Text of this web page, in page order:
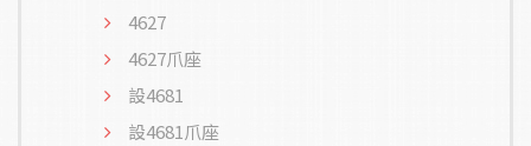
4627
4627爪座
設4681
設4681爪座